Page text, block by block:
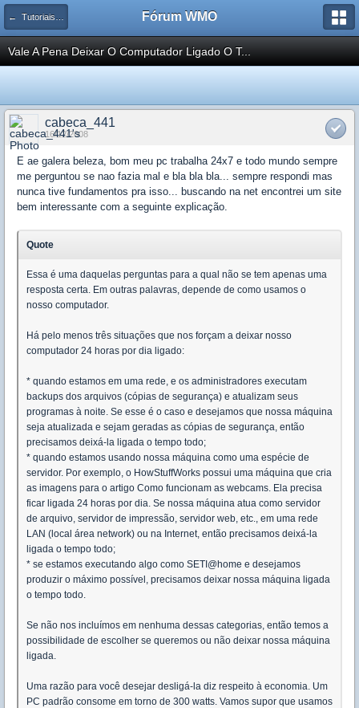
← Tutoriais, Dicas e Truques Fórum WMO
Vale A Pena Deixar O Computador Ligado O T...
cabeca_441
16/12/2008
E ae galera beleza, bom meu pc trabalha 24x7 e todo mundo sempre
me perguntou se nao fazia mal e bla bla bla... sempre respondi mas
nunca tive fundamentos pra isso... buscando na net encontrei um site
bem interessante com a seguinte explicação.
Quote
Essa é uma daquelas perguntas para a qual não se tem apenas uma
resposta certa. Em outras palavras, depende de como usamos o
nosso computador.
Há pelo menos três situações que nos forçam a deixar nosso
computador 24 horas por dia ligado:
* quando estamos em uma rede, e os administradores executam
backups dos arquivos (cópias de segurança) e atualizam seus
programas à noite. Se esse é o caso e desejamos que nossa máquina
seja atualizada e sejam geradas as cópias de segurança, então
precisamos deixá-la ligada o tempo todo;
* quando estamos usando nossa máquina como uma espécie de
servidor. Por exemplo, o HowStuffWorks possui uma máquina que cria
as imagens para o artigo Como funcionam as webcams. Ela precisa
ficar ligada 24 horas por dia. Se nossa máquina atua como servidor
de arquivo, servidor de impressão, servidor web, etc., em uma rede
LAN (local área network) ou na Internet, então precisamos deixá-la
ligada o tempo todo;
* se estamos executando algo como SETI@home e desejamos
produzir o máximo possível, precisamos deixar nossa máquina ligada
o tempo todo.
Se não nos incluímos em nenhuma dessas categorias, então temos a
possibilidade de escolher se queremos ou não deixar nossa máquina
ligada.
Uma razão para você desejar desligá-la diz respeito à economia. Um
PC padrão consome em torno de 300 watts. Vamos supor que usamos